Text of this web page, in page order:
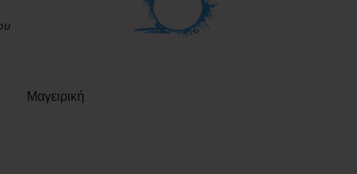
Μαγειρική